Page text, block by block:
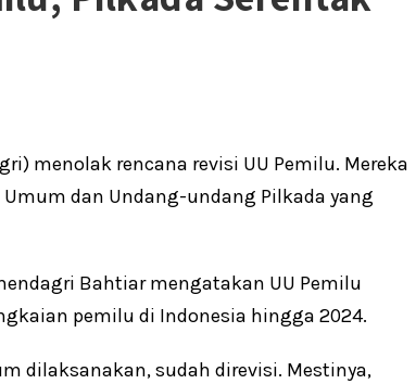
menolak rencana revisi UU Pemilu. Mereka
dan Undang-undang Pilkada yang
Bahtiar mengatakan UU Pemilu
pemilu di Indonesia hingga 2024.
dilaksanakan, sudah direvisi. Mestinya,